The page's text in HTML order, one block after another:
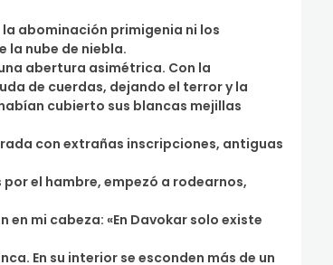
abominación primigenia ni los
la nube de niebla.
abertura asimétrica. Con la
de cuerdas, dejando el terror y la
cubierto sus blancas mejillas
con extrañas inscripciones, antiguas
el hambre, empezó a rodearnos,
mi cabeza: «En Davokar solo existe
En su interior se esconden más de un